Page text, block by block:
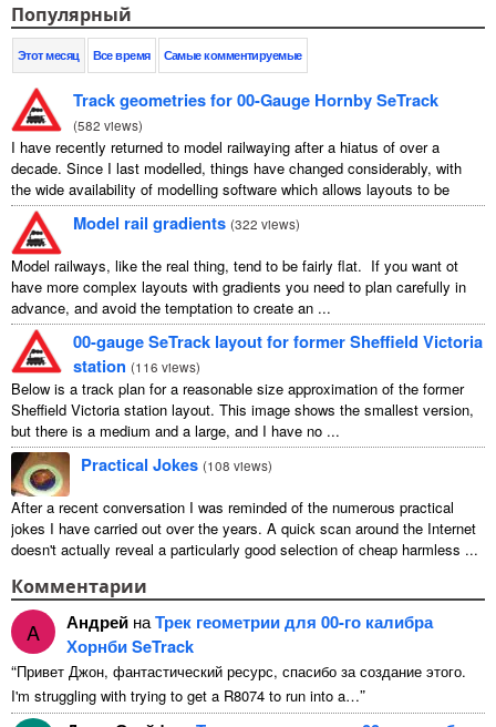
Популярный
Этот месяц Все время Самые комментируемые
Track geometries for 00-Gauge Hornby SeTrack
(582 views)
I have recently returned to model railwaying after a hiatus of over a
decade. Since I last modelled, things have changed considerably, with
the wide availability of modelling software which allows layouts to be
carefully ...
Model rail gradients (322 views)
Model railways, like the real thing, tend to be fairly flat. If you want ot
have more complex layouts with gradients you need to plan carefully in
advance, and avoid the temptation to create an ...
00-gauge SeTrack layout for former Sheffield Victoria
station (116 views)
Below is a track plan for a reasonable size approximation of the former
Sheffield Victoria station layout. This image shows the smallest version,
but there is a medium and a large, and I have no ...
Practical Jokes (108 views)
After a recent conversation I was reminded of the numerous practical
jokes I have carried out over the years. A quick scan around the Internet
doesn't actually reveal a particularly good selection of cheap harmless ...
Комментарии
A Андрей наТрек геометрии для 00-го калибра
Хорнби SeTrack
“Привет Джон, фантастический ресурс, спасибо за создание этого.
I'm struggling with trying to get a R8074 to run into a…”